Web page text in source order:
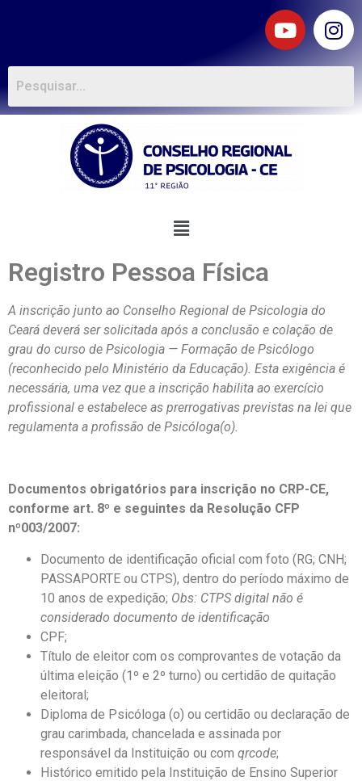
Registro Pessoa Física
A inscrição junto ao Conselho Regional de Psicologia do
Ceará deverá ser solicitada após a conclusão e colação de
grau do curso de Psicologia — Formação de Psicólogo
(reconhecido pelo Ministério da Educação). Esta exigência é
necessária, uma vez que a inscrição habilita ao exercício
profissional e estabelece as prerrogativas previstas na lei que
regulamenta a profissão de Psicóloga(o).
Documentos obrigatórios para inscrição no CRP-CE,
conforme art. 8º e seguintes da Resolução CFP
nº003/2007:
Documento de identificação oficial com foto (RG; CNH;
PASSAPORTE ou CTPS), dentro do período máximo de
10 anos de expedição; Obs: CTPS digital não é
considerado documento de identificação
CPF;
Título de eleitor com os comprovantes de votação da
última eleição (1º e 2º turno) ou certidão de quitação
eleitoral;
Diploma de Psicóloga (o) ou certidão ou declaração de
grau carimbada, chancelada e assinada por
responsável da Instituição ou com qrcode;
Histórico emitido pela Instituição de Ensino Superior